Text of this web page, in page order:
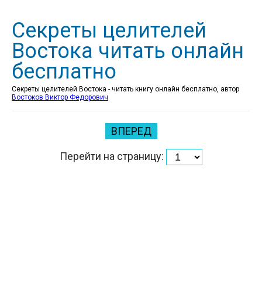
Секреты целителей
Востока читать онлайн
бесплатно
Секреты целителей Востока - читать книгу онлайн бесплатно, автор
Востоков Виктор Федорович
ВПЕРЕД
Перейти на страницу: